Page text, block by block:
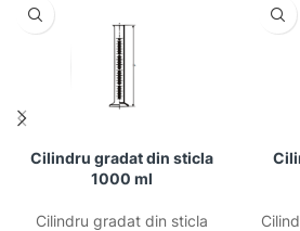
Cilindru gradat din sticla
1000 ml
Cilindru gradat din sticla